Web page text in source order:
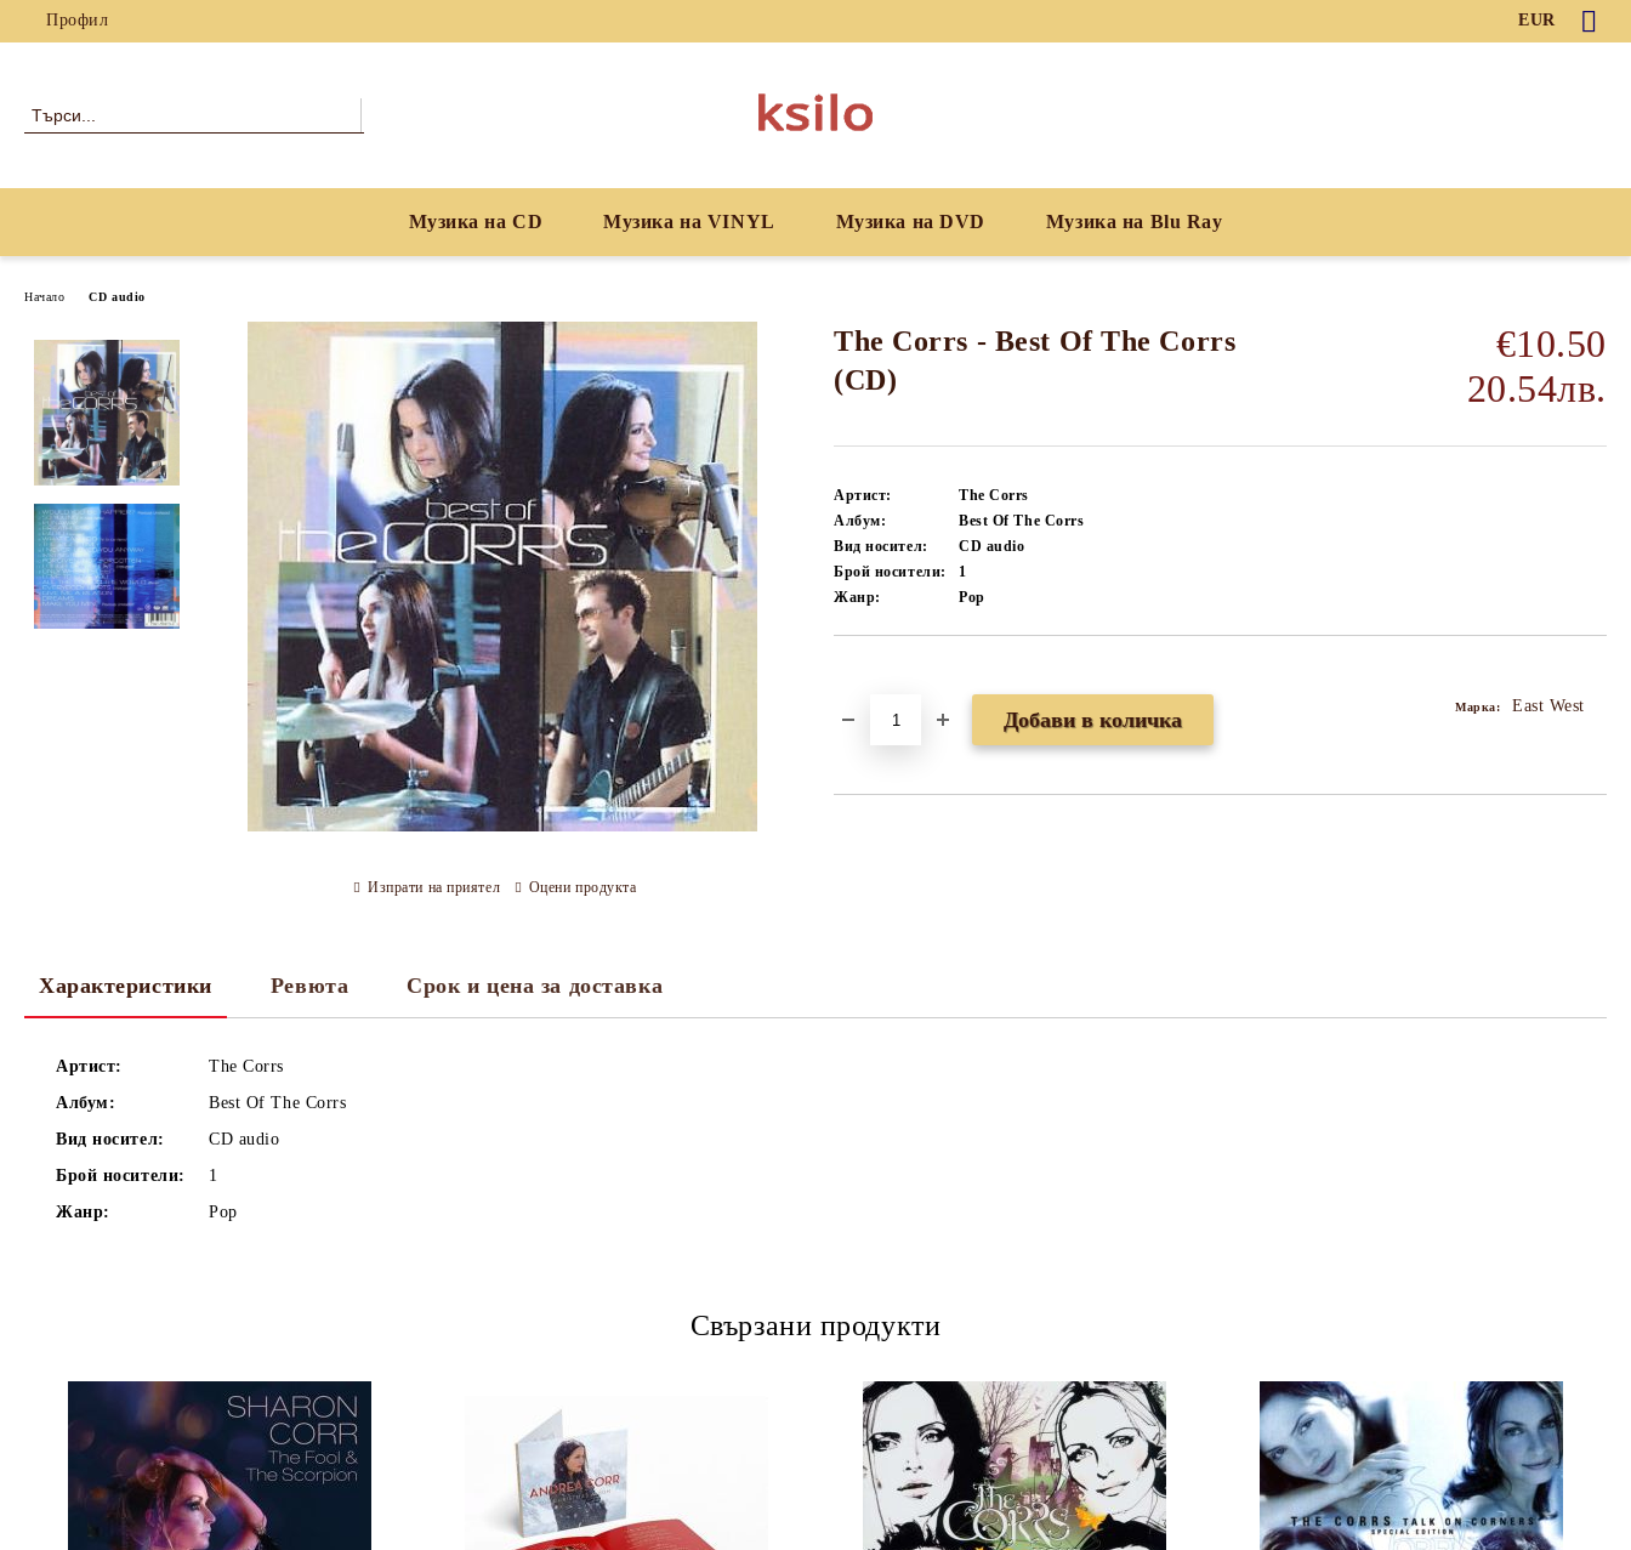
Профил EUR
Музика на CD Музика на VINYL Музика на DVD Музика на Blu Ray
Начало CD audio
The Corrs - Best Of The Corrs
(CD)
€10.50
20.54лв.
Артист:
The Corrs
Албум:
Best Of The Corrs
Вид носител:
CD audio
Брой носители:
1
Жанр:
Pop
Марка: East West
Изпрати на приятел Оцени продукта
Характеристики Ревюта Срок и цена за доставка
Артист:
The Corrs
Албум:
Best Of The Corrs
Вид носител:
CD audio
Брой носители:
1
Жанр:
Pop
Свързани продукти